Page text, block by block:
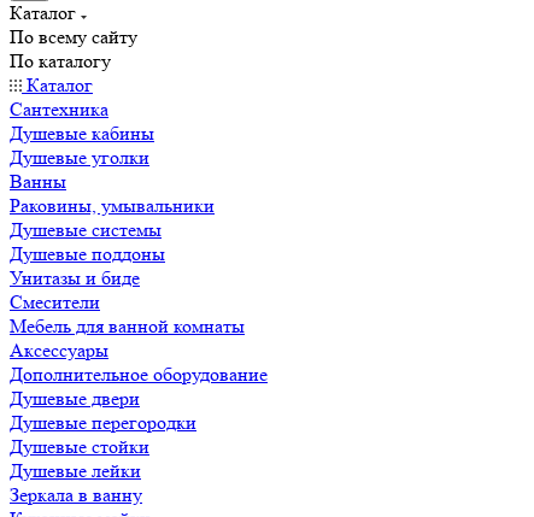
Каталог
По всему сайту
По каталогу
Каталог
Сантехника
Душевые кабины
Душевые уголки
Ванны
Раковины, умывальники
Душевые системы
Душевые поддоны
Унитазы и биде
Смесители
Мебель для ванной комнаты
Аксессуары
Дополнительное оборудование
Душевые двери
Душевые перегородки
Душевые стойки
Душевые лейки
Зеркала в ванну